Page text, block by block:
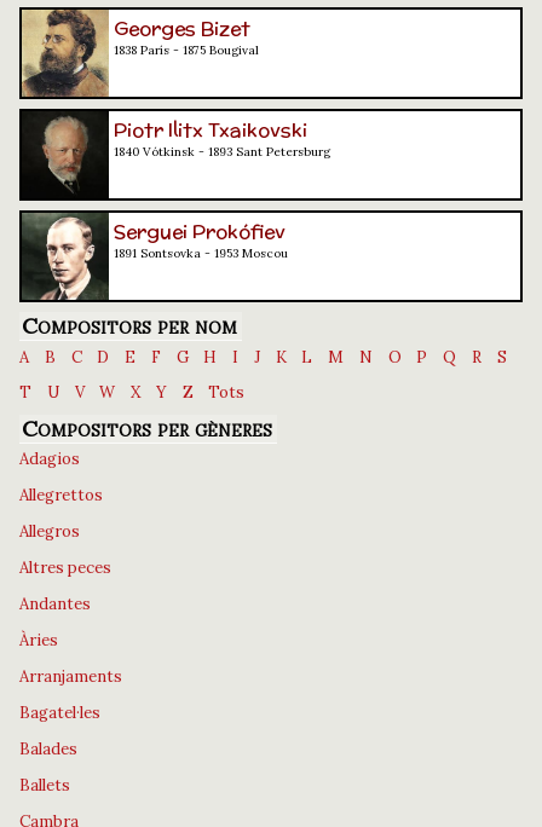
Georges Bizet
1838 París - 1875 Bougival
Piotr Ilitx Txaikovski
1840 Vótkinsk - 1893 Sant Petersburg
Serguei Prokófiev
1891 Sontsovka - 1953 Moscou
Compositors per nom
A B C D E F G H I J K L M N O P Q R
S
T
U V W X Y Z Tots
Compositors per gèneres
Adagios
Allegrettos
Allegros
Altres peces
Andantes
Àries
Arranjaments
Bagatel·les
Balades
Ballets
Cambra